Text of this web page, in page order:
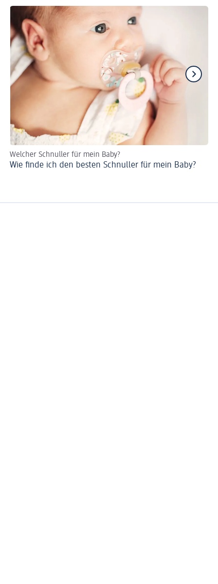
Welcher Schnuller für mein Baby?
Wie finde ich den besten Schnuller für mein Baby?